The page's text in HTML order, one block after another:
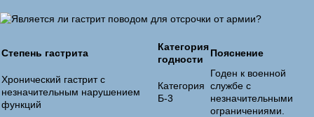
Степень гастрита
Категория
годности
Пояснение
Хронический гастрит с
незначительным нарушением
функций
Категория
Б-3
Годен к военной
службе с
незначительными
ограничениями.